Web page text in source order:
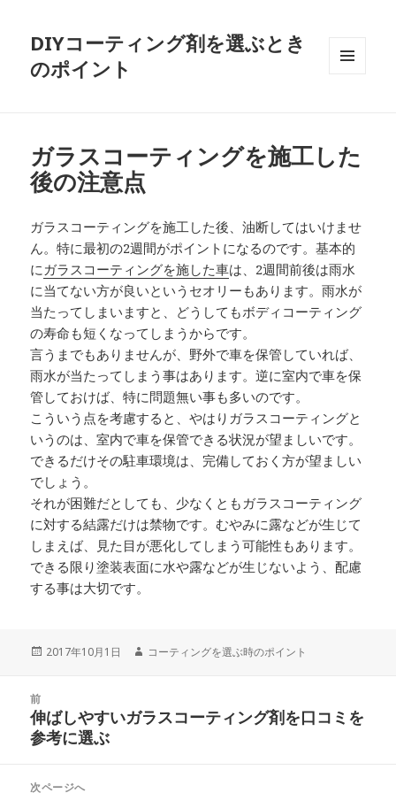
DIYコーティング剤を選ぶとき
のポイント
ガラスコーティングを施工した
後の注意点
ガラスコーティングを施工した後、油断してはいけませ
ん。特に最初の2週間がポイントになるのです。基本的
にガラスコーティングを施した車は、2週間前後は雨水
に当てない方が良いというセオリーもあります。雨水が
当たってしまいますと、どうしてもボディコーティング
の寿命も短くなってしまうからです。
言うまでもありませんが、野外で車を保管していれば、
雨水が当たってしまう事はあります。逆に室内で車を保
管しておけば、特に問題無い事も多いのです。
こういう点を考慮すると、やはりガラスコーティングと
いうのは、室内で車を保管できる状況が望ましいです。
できるだけその駐車環境は、完備しておく方が望ましい
でしょう。
それが困難だとしても、少なくともガラスコーティング
に対する結露だけは禁物です。むやみに露などが生じて
しまえば、見た目が悪化してしまう可能性もあります。
できる限り塗装表面に水や露などが生じないよう、配慮
する事は大切です。
投
2017年10月1日
作
コーティングを選ぶ時のポイント
前
前
の
稿:
伸ばしやすいガラスコーティング剤を口コミを
参考に選ぶ
次ページへ